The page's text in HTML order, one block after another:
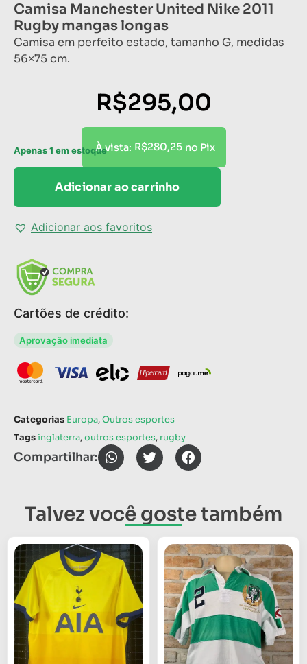
Camisa Manchester United Nike 2011
Rugby mangas longas
Camisa em perfeito estado, tamanho G, medidas
56×75 cm.
R$295,00
À vista: R$280,25 no Pix
Apenas 1 em estoque
Adicionar ao carrinho
Adicionar aos favoritos
Cartões de crédito:
Aprovação imediata
Categorias Europa,Outros esportes
Tagsinglaterra,outros esportes, rugby
Compartilhar:
Talvez você goste também